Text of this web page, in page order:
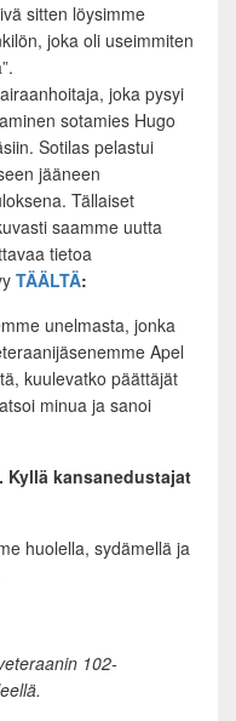
sitten löysimme
joka oli useimmiten
joka pysyi
sotamies Hugo
Sotilas pelastui
jääneen
Tällaiset
saamme uutta
tietoa
TÄÄLTÄ:
unelmasta, jonka
Apel
kuulevatko päättäjät
minua ja sanoi
kansanedustajat
huolella, sydämellä ja
102-